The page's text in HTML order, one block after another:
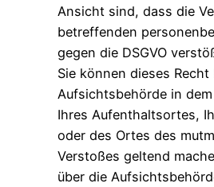
Ansicht sind, dass die
betreffenden
gegen die DSGVO
Sie können dieses Recht
Aufsichtsbehörde in
Ihres Aufenthaltsortes,
oder des Ortes des
Verstoßes geltend
über die